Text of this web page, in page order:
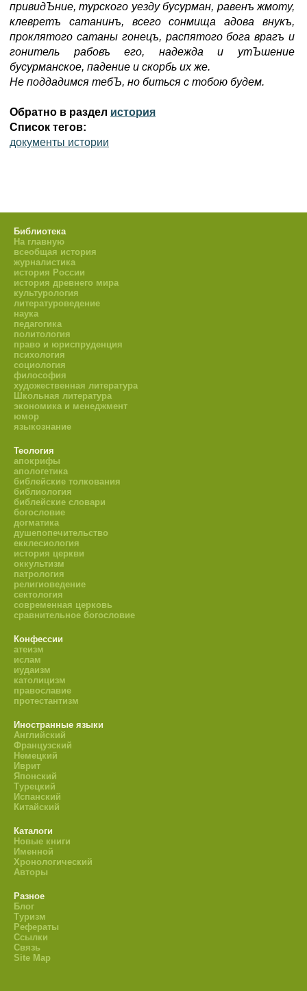
привидЪние, турского уезду бусурман, равенъ жмоту,
клевретъ сатанинъ, всего сонмища адова внукъ,
проклятого сатаны гонецъ, распятого бога врагъ и
гонитель рабовъ его, надежда и утЪшение
бусурманское, падение и скорбь их же.
Не поддадимся тебЪ, но биться с тобою будем.
Обратно в раздел история
Список тегов:
документы истории
Библиотека
На главную
всеобщая история
журналистика
история России
история древнего мира
культурология
литературоведение
наука
педагогика
политология
право и юриспруденция
психология
социология
философия
художественная литература
Школьная литература
экономика и менеджмент
юмор
языкознание
Теология
апокрифы
апологетика
библейские толкования
библиология
библейские словари
богословие
догматика
душепопечительство
екклесиология
история церкви
оккультизм
патрология
религиоведение
сектология
современная церковь
сравнительное богословие
Конфессии
атеизм
ислам
иудаизм
католицизм
православие
протестантизм
Иностранные языки
Английский
Французский
Немецкий
Иврит
Японский
Турецкий
Испанский
Китайский
Каталоги
Новые книги
Именной
Хронологический
Авторы
Разное
Блог
Туризм
Рефераты
Ссылки
Связь
Site Map